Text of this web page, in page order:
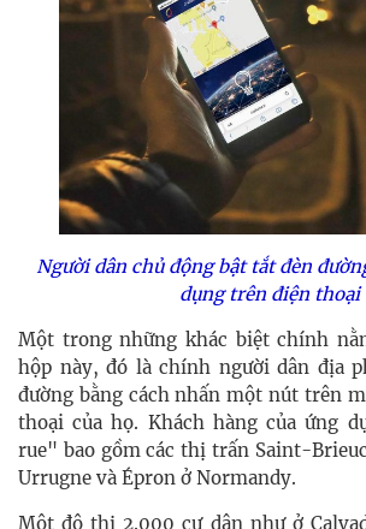
Người dân chủ động bật tắt đèn
dụng trên điện thoại
Một trong những khác biệt chính
hộp này, đó là chính người dân địa
đường bằng cách nhấn một nút trên
thoại của họ. Khách hàng của ứng
rue" bao gồm các thị trấn Saint-
Urrugne và Épron ở Normandy.
Một đô thị 2.000 cư dân như ở